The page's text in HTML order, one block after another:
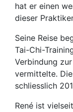
hat er einen
dieser
Seine Reise
Tai-Chi-
Verbindung
vermittelte.
schliesslich
René ist